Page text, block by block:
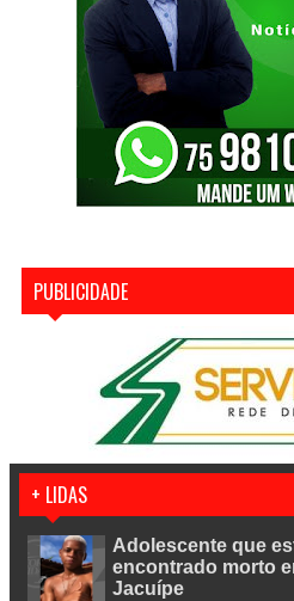
PUBLICIDADE
+ LIDAS
Adolescente que
encontrado morto
Jacuípe